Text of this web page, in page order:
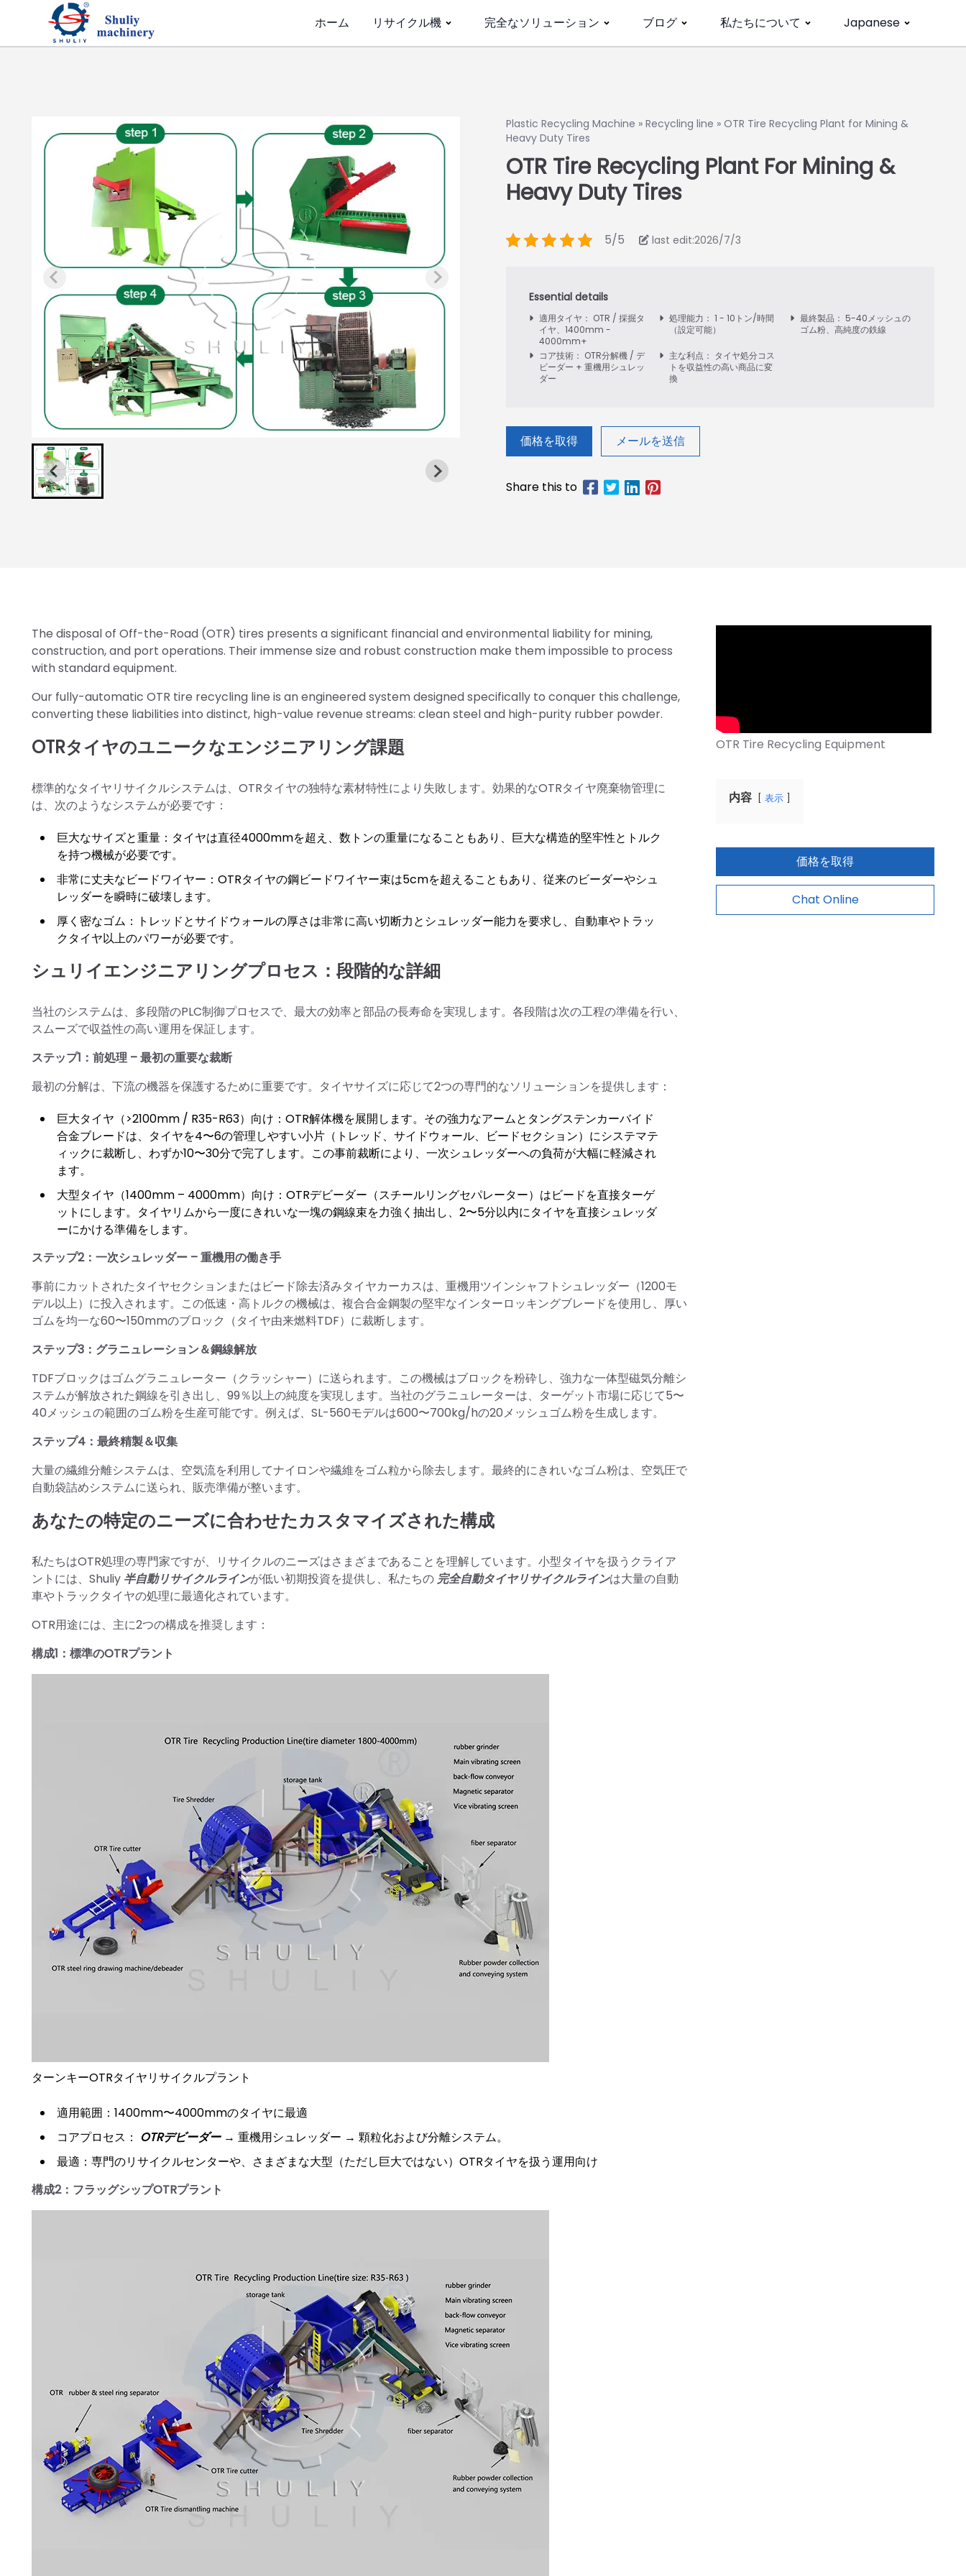
ホーム リサイクル機 完全なソリューション ブログ 私たちについて Japanese
Plastic Recycling Machine » Recycling line » OTR Tire Recycling Plant for Mining &
Heavy Duty Tires
OTR Tire Recycling Plant For Mining &
Heavy Duty Tires
5/5 last edit:2026/7/3
適用タイヤ： OTR / 採掘タ
イヤ、1400mm -
4000mm+
処理能力： 1 - 10トン/時間
（設定可能）
最終製品： 5-40メッシュの
ゴム粉、高純度の鉄線
コア技術： OTR分解機 / デ
ビーダー + 重機用シュレッ
ダー
主な利点： タイヤ処分コス
トを収益性の高い商品に変
換
価格を取得 メールを送信
The disposal of Off-the-Road (OTR) tires presents a significant financial and environmental liability for mining,
construction, and port operations. Their immense size and robust construction make them impossible to process
with standard equipment.
Our fully-automatic OTR tire recycling line is an engineered system designed specifically to conquer this challenge,
converting these liabilities into distinct, high-value revenue streams: clean steel and high-purity rubber powder.
OTRタイヤのユニークなエンジニアリング課題
標準的なタイヤリサイクルシステムは、OTRタイヤの独特な素材特性により失敗します。効果的なOTRタイヤ廃棄物管理に
は、次のようなシステムが必要です：
巨大なサイズと重量：タイヤは直径4000mmを超え、数トンの重量になることもあり、巨大な構造的堅牢性とトルク
を持つ機械が必要です。
非常に丈夫なビードワイヤー：OTRタイヤの鋼ビードワイヤー束は5cmを超えることもあり、従来のビーダーやシュ
レッダーを瞬時に破壊します。
厚く密なゴム：トレッドとサイドウォールの厚さは非常に高い切断力とシュレッダー能力を要求し、自動車やトラッ
クタイヤ以上のパワーが必要です。
シュリイエンジニアリングプロセス：段階的な詳細
当社のシステムは、多段階のPLC制御プロセスで、最大の効率と部品の長寿命を実現します。各段階は次の工程の準備を行い、
スムーズで収益性の高い運用を保証します。
ステップ1：前処理 – 最初の重要な裁断
最初の分解は、下流の機器を保護するために重要です。タイヤサイズに応じて2つの専門的なソリューションを提供します：
巨大タイヤ（>2100mm / R35-R63）向け：OTR解体機を展開します。その強力なアームとタングステンカーバイド
合金ブレードは、タイヤを4〜6の管理しやすい小片（トレッド、サイドウォール、ビードセクション）にシステマテ
ィックに裁断し、わずか10〜30分で完了します。この事前裁断により、一次シュレッダーへの負荷が大幅に軽減され
ます。
大型タイヤ（1400mm – 4000mm）向け：OTRデビーダー（スチールリングセパレーター）はビードを直接ターゲ
ットにします。タイヤリムから一度にきれいな一塊の鋼線束を力強く抽出し、2〜5分以内にタイヤを直接シュレッダ
ーにかける準備をします。
ステップ2：一次シュレッダー – 重機用の働き手
事前にカットされたタイヤセクションまたはビード除去済みタイヤカーカスは、重機用ツインシャフトシュレッダー（1200モ
デル以上）に投入されます。この低速・高トルクの機械は、複合合金鋼製の堅牢なインターロッキングブレードを使用し、厚い
ゴムを均一な60〜150mmのブロック（タイヤ由来燃料TDF）に裁断します。
ステップ3：グラニュレーション＆鋼線解放
TDFブロックはゴムグラニュレーター（クラッシャー）に送られます。この機械はブロックを粉砕し、強力な一体型磁気分離シ
ステムが解放された鋼線を引き出し、99％以上の純度を実現します。当社のグラニュレーターは、ターゲット市場に応じて5〜
40メッシュの範囲のゴム粉を生産可能です。例えば、SL-560モデルは600〜700kg/hの20メッシュゴム粉を生成します。
ステップ4：最終精製＆収集
大量の繊維分離システムは、空気流を利用してナイロンや繊維をゴム粒から除去します。最終的にきれいなゴム粉は、空気圧で
自動袋詰めシステムに送られ、販売準備が整います。
あなたの特定のニーズに合わせたカスタマイズされた構成
私たちはOTR処理の専門家ですが、リサイクルのニーズはさまざまであることを理解しています。小型タイヤを扱うクライア
ントには、Shuliy 半自動リサイクルラインが低い初期投資を提供し、私たちの完全自動タイヤリサイクルラインは大量の自動
車やトラックタイヤの処理に最適化されています。
OTR用途には、主に2つの構成を推奨します：
構成1：標準のOTRプラント
ターンキーOTRタイヤリサイクルプラント
適用範囲：1400mm〜4000mmのタイヤに最適
コアプロセス： OTRデビーダー→ 重機用シュレッダー → 顆粒化および分離システム。
最適：専門のリサイクルセンターや、さまざまな大型（ただし巨大ではない）OTRタイヤを扱う運用向け
構成2：フラッグシップOTRプラント
内容 表示
価格を取得
Chat Online